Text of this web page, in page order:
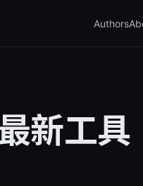
Authors
新工具